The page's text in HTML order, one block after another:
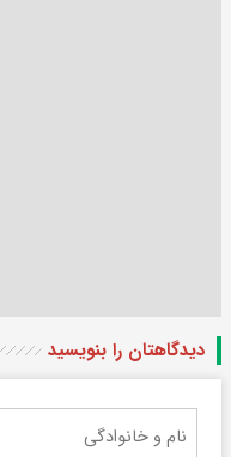
دیدگاهتان را بنویسید